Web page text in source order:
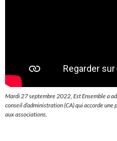
Mardi 27 septembre 2022, Est Ensemble a
conseil d’administration (CA) qui accorde
aux associations.